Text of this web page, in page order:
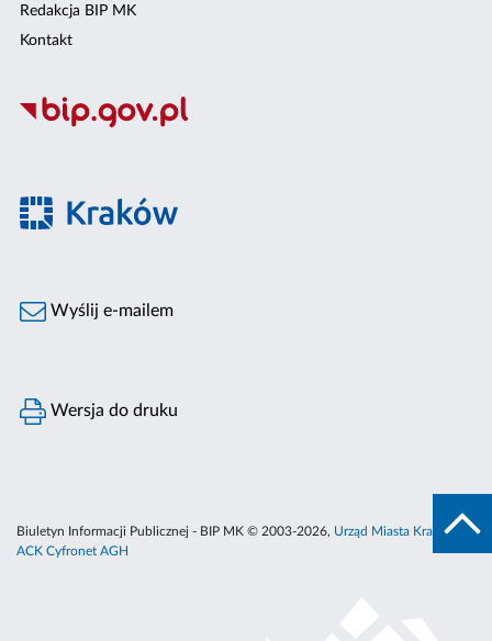
Redakcja BIP MK
Kontakt
Wyślij e-mailem
Wersja do druku
Biuletyn Informacji Publicznej - BIP MK © 2003-2026, Urząd Miasta Krakowa
ACK Cyfronet AGH